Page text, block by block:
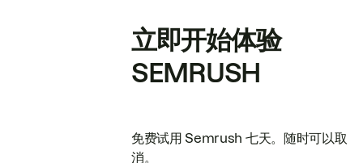
立即开始体验
SEMRUSH
免费试用 Semrush 七天。随时可以取
消。